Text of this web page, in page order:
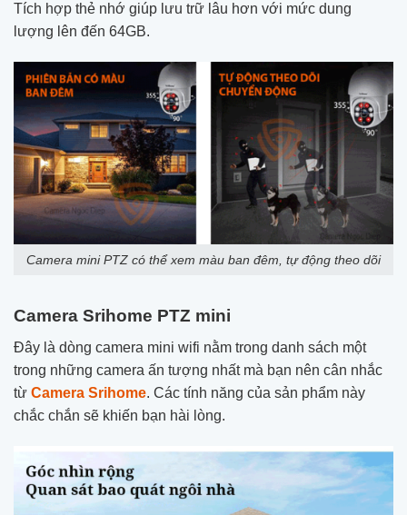
Tích hợp thẻ nhớ giúp lưu trữ lâu hơn với mức dung
lượng lên đến 64GB.
Camera mini PTZ có thể xem màu ban đêm, tự động theo dõi
Camera Srihome PTZ mini
Đây là dòng camera mini wifi nằm trong danh sách một
trong những camera ấn tượng nhất mà bạn nên cân nhắc
từ Camera Srihome. Các tính năng của sản phẩm này
chắc chắn sẽ khiến bạn hài lòng.